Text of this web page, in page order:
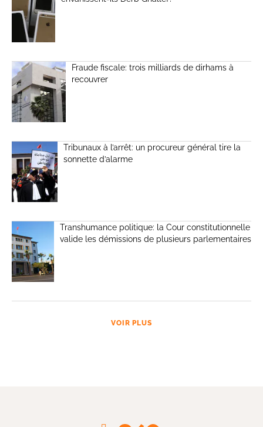
Fraude fiscale: trois milliards de dirhams à
recouvrer
Tribunaux à l’arrêt: un procureur général tire la
sonnette d’alarme
Transhumance politique: la Cour constitutionnelle
valide les démissions de plusieurs parlementaires
VOIR PLUS